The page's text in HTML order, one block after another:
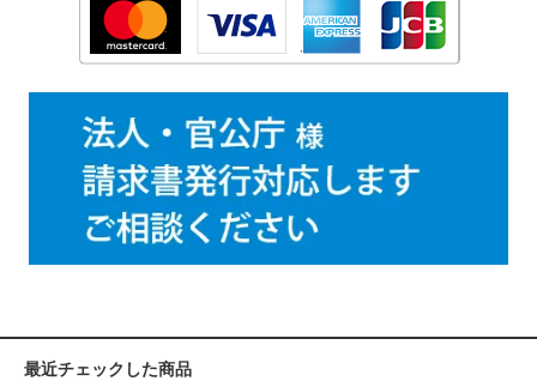
最近チェックした商品